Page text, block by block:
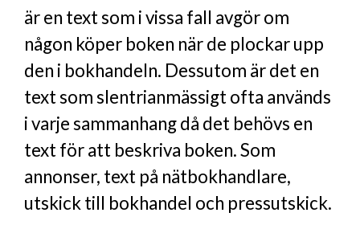
är en text som i vissa fall avgör om
någon köper boken när de plockar upp
den i bokhandeln. Dessutom är det en
text som slentrianmässigt ofta används
i varje sammanhang då det behövs en
text för att beskriva boken. Som
annonser, text på nätbokhandlare,
utskick till bokhandel och pressutskick.